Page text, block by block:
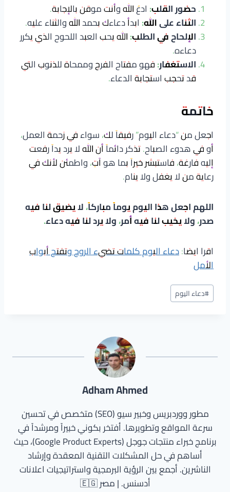
حضور القلب: ادعُ الله وأنت موقن بالإجابة.
الثناء على الله: ابدأ دعاءك بحمد الله والثناء عليه.
الإلحاح في الطلب:الله يحب العبد اللحوح الذي يكرر
دعاءه.
الاستغفار:فهو مفتاح الفرج وممحاة للذنوب التي
قد تحجب استجابة الدعاء.
خاتمة
اجعل من “دعاء اليوم” رفيقاً لك، سواء في زحمة العمل،
أو في هدوء الصباح. تذكر دائماً أن الله لا يرد يداً رفعت
إليه فارغة، فاستبشر خيراً بما هو آتٍ، واطمئن لأنك في
رعاية من لا يغفل ولا ينام.
اللهم اجعل هذا اليوم يوماً مباركاً، لا يضيق لنا فيه
صدر، ولا يخيب لنا فيه أمر، ولا يرد لنا فيه دعاء.
اقرا ايضا:دعاء اليوم كلمات تضيء الروح وتفتح أبواب
الأمل
وسوم
المقال:
#دعاء اليوم
Adham Ahmed
مطور ووردبريس وخبير سيو (SEO) متخصص في تحسين
سرعة المواقع وتطويرها. أفتخر بكوني خبيراً ومرشداً في
برنامج خبراء منتجات جوجل (Google Product Experts)، حيث
أساهم في حل المشكلات التقنية المعقدة وإرشاد
الناشرين. أجمع بين الرؤية البرمجية واستراتيجيات اعلانات
أدسنس. | مصر 🇪🇬